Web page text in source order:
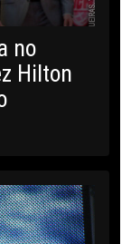
no
Hilton